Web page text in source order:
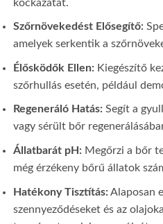
kockázatát.
Szőrnövekedést Elősegítő:
amelyek serkentik a
Élősködők Ellen:Kiegészítő
szőrhullás esetén, például
Regeneráló Hatás:Segít a
vagy sérült bőr
Állatbarát pH:Megőrzi a bőr
még érzékeny bőrű állatok
Hatékony Tisztítás:Alaposan
szennyeződéseket és az